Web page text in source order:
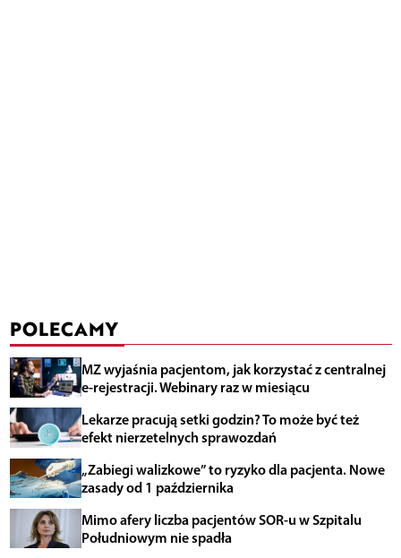
POLECAMY
MZ wyjaśnia pacjentom, jak korzystać z centralnej
e-rejestracji. Webinary raz w miesiącu
Lekarze pracują setki godzin? To może być też
efekt nierzetelnych sprawozdań
„Zabiegi walizkowe” to ryzyko dla pacjenta. Nowe
zasady od 1 października
Mimo afery liczba pacjentów SOR-u w Szpitalu
Południowym nie spadła